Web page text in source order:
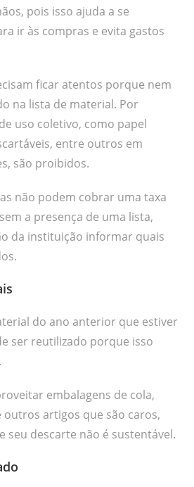
pois isso ajuda a se
ir às compras e evita gastos
ficar atentos porque nem
na lista de material. Por
uso coletivo, como papel
entre outros em
são proibidos.
não podem cobrar uma taxa
a presença de uma lista,
da instituição informar quais
do ano anterior que estiver
ser reutilizado porque isso
embalagens de cola,
outros artigos que são caros,
seu descarte não é sustentável.